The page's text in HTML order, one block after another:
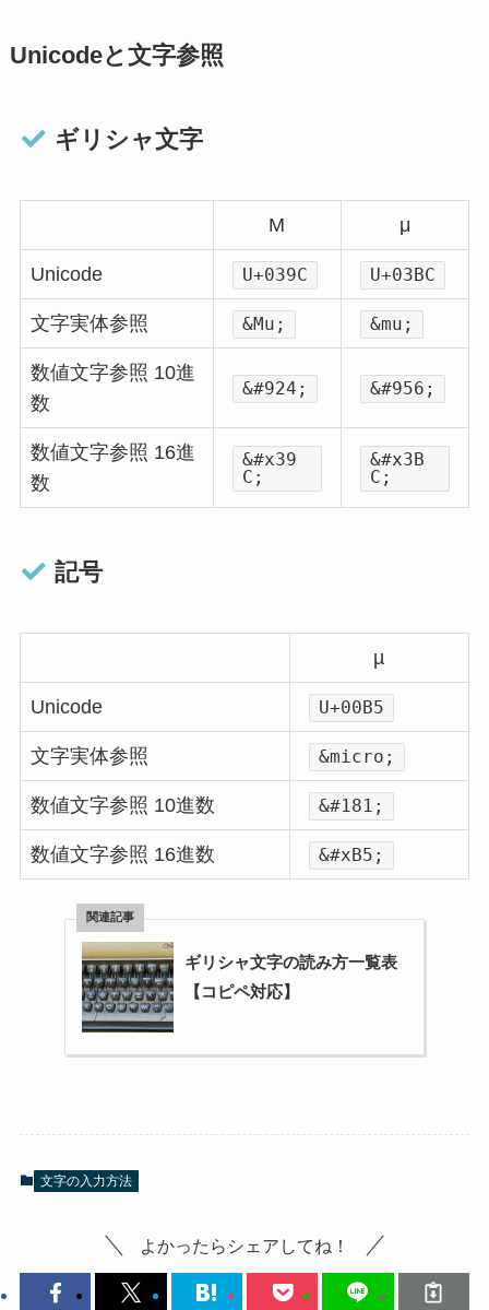
Unicodeと文字参照
ギリシャ文字
Μ μ
Unicode U+039C U+03BC
文字実体参照 &Mu; &mu;
数値文字参照 10進
数
&#924; &#956;
数値文字参照 16進
数
&#x39
C;
&#x3B
C;
記号
µ
Unicode U+00B5
文字実体参照 &micro;
数値文字参照 10進数 &#181;
数値文字参照 16進数 &#xB5;
ギリシャ文字の読み方一覧表
【コピペ対応】
文字の入力方法
よかったらシェアしてね！